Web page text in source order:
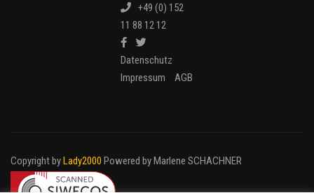
+49 (0) 152
11 88 12 12
Datenschutz
Impressum
AGB
Copyright byLady2000 Powered by Marlene SCHACHNER